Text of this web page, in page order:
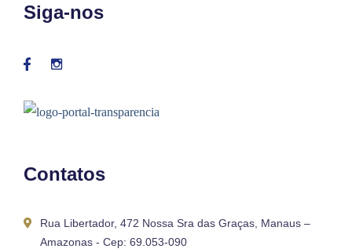
Siga-nos
Contatos
Rua Libertador, 472 Nossa Sra das Graças, Manaus –
Amazonas - Cep: 69.053-090